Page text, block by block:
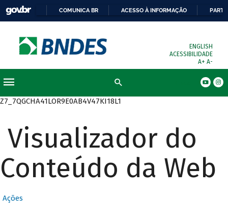
COMUNICA BR ACESSO À INFORMAÇÃO
ENGLISH
ACESSIBILIDADE
A+ A-
Z7_7QGCHA41LOR9E0AB4V47KI18L1
Visualizador do
Conteúdo da Web
Ações